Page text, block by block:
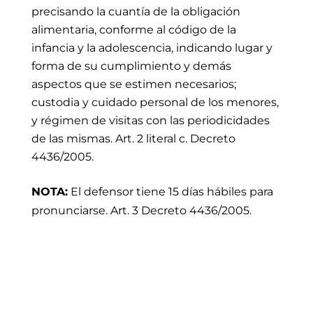
precisando la cuantía de la obligación
alimentaria, conforme al código de la
infancia y la adolescencia, indicando lugar y
forma de su cumplimiento y demás
aspectos que se estimen necesarios;
custodia y cuidado personal de los menores,
y régimen de visitas con las periodicidades
de las mismas. Art. 2 literal c. Decreto
4436/2005.
NOTA:El defensor tiene 15 días hábiles para
pronunciarse. Art. 3 Decreto 4436/2005.